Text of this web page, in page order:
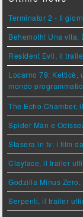
Terminator 2 - Il
Behemoth! Una
Resident Evil, il
Locarno 79: Ketticè,
mondo
The Echo Chamber,
Spider Man e
Stasera in tv: i film
Clayface, il trailer
Godzilla Minus
Serpenti, il trailer